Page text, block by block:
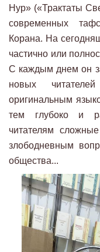
Нур» («Трактаты
современных
Корана. На
частично или
С каждым днем он
новых
оригинальным
тем глубоко и
читателям
злободневным
общества...